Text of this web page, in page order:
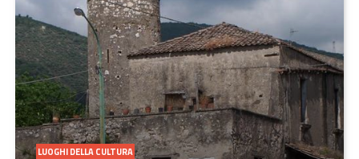
LUOGHI DELLA CULTURA